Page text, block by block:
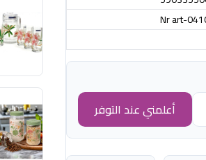
Nr art-
أعلمني عند التوفر